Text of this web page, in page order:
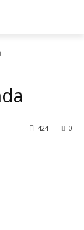
0
424